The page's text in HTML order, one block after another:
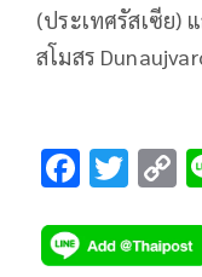
(ประเทศรัสเซีย)
สโมสร
F
e
T
tt
C
p